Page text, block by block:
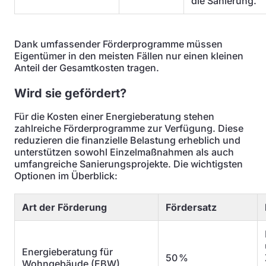
Dank umfassender Förderprogramme müssen
Eigentümer in den meisten Fällen nur einen kleinen
Anteil der Gesamtkosten tragen.
Wird sie gefördert?
Für die Kosten einer Energieberatung stehen
zahlreiche Förderprogramme zur Verfügung. Diese
reduzieren die finanzielle Belastung erheblich und
unterstützen sowohl Einzelmaßnahmen als auch
umfangreiche Sanierungsprojekte. Die wichtigsten
Optionen im Überblick:
Art der Förderung Fördersatz
Energieberatung für
Wohngebäude (EBW)
50 %